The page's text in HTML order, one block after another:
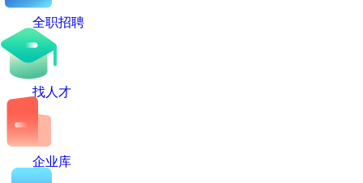
全职招聘
找人才
企业库